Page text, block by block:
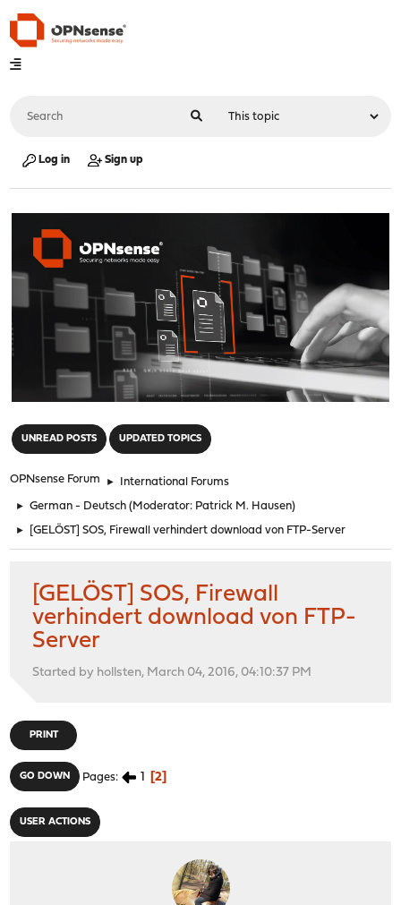
Log in Sign up
UNREAD POSTS UPDATED TOPICS
OPNsense Forum ► International Forums
► German - Deutsch (Moderator: Patrick M. Hausen)
► [GELÖST] SOS, Firewall verhindert download von FTP-Server
[GELÖST] SOS, Firewall
verhindert download von FTP-
Server
Started by hollsten, March 04, 2016, 04:10:37 PM
PRINT
GO DOWN Pages 1 2
USER ACTIONS